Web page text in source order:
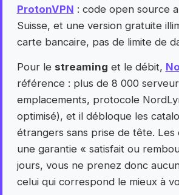
ProtonVPN : code open source
Suisse, et une version gratuite
carte bancaire, pas de limite de
Pour le streaming et le débit,
référence : plus de 8 000
emplacements, protocole
optimisé), et il débloque les
étrangers sans prise de tête.
une garantie « satisfait ou
jours, vous ne prenez donc
celui qui correspond le mieux à